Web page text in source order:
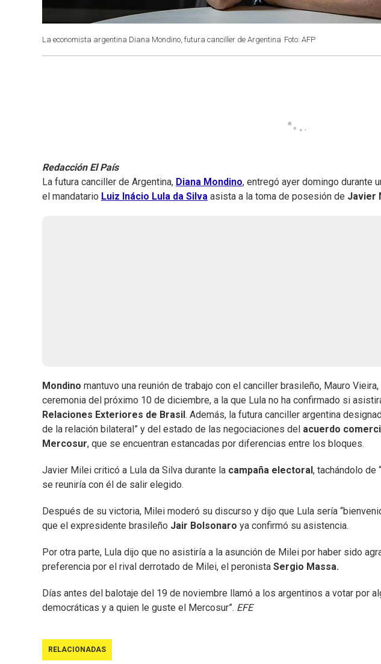
La economista argentina Diana Mondino, futura canciller de Argentina Foto: AFP
Redacción El País
La futura canciller de Argentina, Diana Mondino, entregó ayer domingo durante
el mandatario Luiz Inácio Lula da Silva asista a la toma de posesión de Javier
Mondino mantuvo una reunión de trabajo con el canciller brasileño, Mauro
ceremonia del próximo 10 de diciembre, a la que Lula no ha confirmado si
Relaciones Exteriores de Brasil . Además, la futura canciller argentina
de la relación bilateral” y del estado de las negociaciones del acuerdo
Mercosur, que se encuentran estancadas por diferencias entre los bloques.
Javier Milei criticó a Lula da Silva durante la campaña electoral , tachándolo de “
se reuniría con él de salir elegido.
Después de su victoria, Milei moderó su discurso y dijo que Lula sería
que el expresidente brasileño Jair Bolsonaro ya confirmó su asistencia.
Por otra parte, Lula dijo que no asistiría a la asunción de Milei por haber sido
preferencia por el rival derrotado de Milei, el peronista Sergio Massa.
Días antes del balotaje del 19 de noviembre llamó a los argentinos a votar por
democráticas y a quien le guste el Mercosur”. EFE
RELACIONADAS